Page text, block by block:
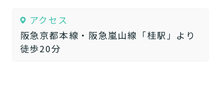
アクセス
阪急京都本線・阪急嵐山線「桂駅」より
徒歩20分